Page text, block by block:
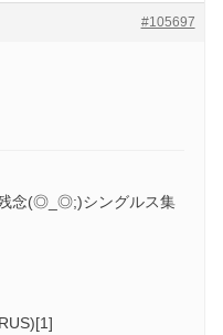
#105697
念(◎_◎;)シングルス集